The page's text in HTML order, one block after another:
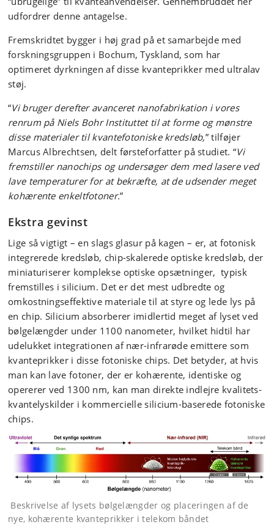
udfordrer denne antagelse.
Fremskridtet bygger i høj grad på et samarbejde med
forskningsgruppen i Bochum, Tyskland, som har
optimeret dyrkningen af disse kvanteprikker med ultralav
støj.
“Vi bruger derefter avanceret nanofabrikation i vores
renrum på Niels Bohr Instituttet til at forme og mønstre
disse materialer til kvantefotoniske kredsløb,” tilføjer
Marcus Albrechtsen, delt førsteforfatter på studiet. “Vi
fremstiller nanochips og undersøger dem med lasere ved
lave temperaturer for at bekræfte, at de udsender meget
kohærente enkeltfotoner.”
Ekstra gevinst
Lige så vigtigt – en slags glasur på kagen – er, at fotonisk
integrerede kredsløb, chip-skalerede optiske kredsløb, der
miniaturiserer komplekse optiske opsætninger, typisk
fremstilles i silicium. Det er det mest udbredte og
omkostningseffektive materiale til at styre og lede lys på
en chip. Silicium absorberer imidlertid meget af lyset ved
bølgelængder under 1100 nanometer, hvilket hidtil har
udelukket integrationen af nær-infrarøde emittere som
kvanteprikker i disse fotoniske chips. Det betyder, at hvis
man kan lave fotoner, der er kohærente, identiske og
opererer ved 1300 nm, kan man direkte indlejre kvalitets-
kvantelyskilder i kommercielle silicium-baserede fotoniske
chips.
Beskrivelse af lysets bølgelængder og placeringen af de
nye, kohærente kvanteprikker i telekom båndet